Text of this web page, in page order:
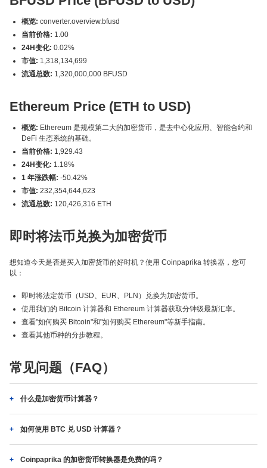
概览: converter.overview.bfusd
当前价格: 1.00
24H变化: 0.02%
市值: 1,318,134,699
流通总数: 1,320,000,000 BFUSD
Ethereum Price (ETH to USD)
概览: Ethereum 是规模第二大的加密货币，是去中心化应用、智能合约和
DeFi 生态系统的基础。
当前价格: 1,929.43
24H变化: 1.18%
1 年涨跌幅: -50.42%
市值: 232,354,644,623
流通总数: 120,426,316 ETH
即时将法币兑换为加密货币
想知道今天是否是买入加密货币的好时机？使用 Coinpaprika 转换器，您可
以：
即时将法定货币（USD、EUR、PLN）兑换为加密货币。
使用我们的 Bitcoin 计算器和 Ethereum 计算器获取分钟级最新汇率。
查看"如何购买 Bitcoin"和"如何购买 Ethereum"等新手指南。
查看其他币种的分步教程。
常见问题（FAQ）
什么是加密货币计算器？
如何使用 BTC 兑 USD 计算器？
Coinpaprika 的加密货币转换器是免费的吗？